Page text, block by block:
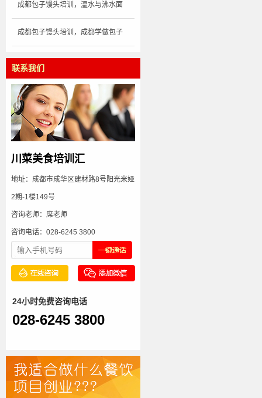
成都包子馒头培训，温水与沸水面
成都包子馒头培训，成都学做包子
联系我们
川菜美食培训汇
地址：成都市成华区建材路8号阳光米娅
2期-1楼149号
咨询老师：席老师
咨询电话：028-6245 3800
24小时免费咨询电话
028-6245 3800